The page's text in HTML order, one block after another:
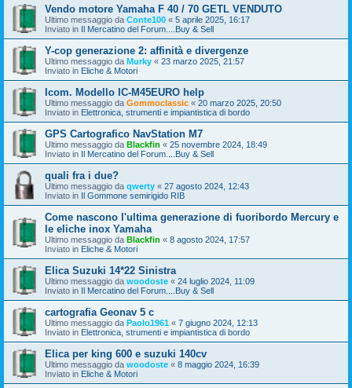
Vendo motore Yamaha F 40 / 70 GETL VENDUTO
Ultimo messaggio da Conte100 « 5 aprile 2025, 16:17
Inviato in Il Mercatino del Forum....Buy & Sell
Y-cop generazione 2: affinità e divergenze
Ultimo messaggio da Murky « 23 marzo 2025, 21:57
Inviato in Eliche & Motori
Icom. Modello IC-M45EURO help
Ultimo messaggio da Gommoclassic « 20 marzo 2025, 20:50
Inviato in Elettronica, strumenti e impiantistica di bordo
GPS Cartografico NavStation M7
Ultimo messaggio da Blackfin « 25 novembre 2024, 18:49
Inviato in Il Mercatino del Forum....Buy & Sell
quali fra i due?
Ultimo messaggio da qwerty « 27 agosto 2024, 12:43
Inviato in Il Gommone semirigido RIB
Come nascono l'ultima generazione di fuoribordo Mercury e
le eliche inox Yamaha
Ultimo messaggio da Blackfin « 8 agosto 2024, 17:57
Inviato in Eliche & Motori
Elica Suzuki 14*22 Sinistra
Ultimo messaggio da woodoste « 24 luglio 2024, 11:09
Inviato in Il Mercatino del Forum....Buy & Sell
cartografia Geonav 5 c
Ultimo messaggio da Paolo1961 « 7 giugno 2024, 12:13
Inviato in Elettronica, strumenti e impiantistica di bordo
Elica per king 600 e suzuki 140cv
Ultimo messaggio da woodoste « 8 maggio 2024, 16:39
Inviato in Eliche & Motori